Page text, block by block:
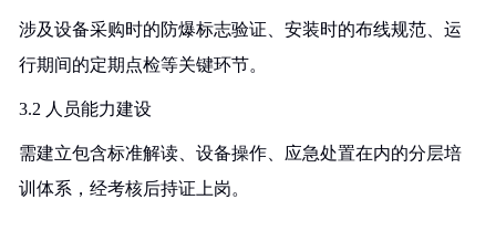
涉及设备采购时的防爆标志验证、安装时的布线规范、运
行期间的定期点检等关键环节。
3.2 人员能力建设
需建立包含标准解读、设备操作、应急处置在内的分层培
训体系，经考核后持证上岗。